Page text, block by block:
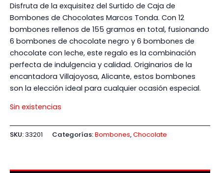
Disfruta de la exquisitez del Surtido de Caja de
Bombones de Chocolates Marcos Tonda. Con 12
bombones rellenos de 155 gramos en total, fusionando
6 bombones de chocolate negro y 6 bombones de
chocolate con leche, este regalo es la combinación
perfecta de indulgencia y calidad. Originarios de la
encantadora Villajoyosa, Alicante, estos bombones
son la elección ideal para cualquier ocasión especial.
Sin existencias
SKU:33201 Categorías:Bombones,Chocolate